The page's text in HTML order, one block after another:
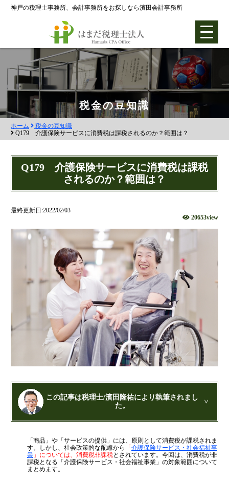
神戸の税理士事務所、会計事務所をお探しなら濱田会計事務所
ホーム
各種支援業務
会社設立支援
会社設立0円プラン
株式会社設立
合同会社設立
財団法人設立
NPO法人設立
当事務所に依頼するメリット
経営革新計画取得支援
経営革新計画の内容
計画を立てることで見えてくるもの
承認のメリット
承認要件
当税理士法人のサービス
資金調達支援
融資による資金調達について
融資を受けやすくする経営
金融機関から調達するメリットとデメリット
税金の豆知識
ホーム
税金の豆知識
Q179 介護保険サービスに消費税は課税されるのか？範囲は？
Q179 介護保険サービスに消費税は課税
されるのか？範囲は？
最終更新日:2022/02/03
20653view
この記事は税理士/濱田隆祐により執筆されまし
た。
はまだ税理士法人の代表税理士
近畿税理士会 神戸支部：登録番号121899
日本公認会計士協会 兵庫会：登録番号17074
兵庫県行政書士会：登録番号19300373
「商品」や「サービスの提供」には、原則として消費税が課税されま
す。しかし、社会政策的な配慮から
「介護保険サービス・社会福祉事
業 」については、消費税非課税 とされています。今回は、消費税が非
課税となる「介護保険サービス・社会福祉事業」の対象範囲について
まとめます。